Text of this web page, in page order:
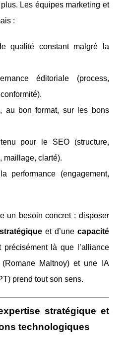
Les équipes marketing et
:
qualité constant malgré la
éditoriale (process,
au bon format, sur les bons
pour le SEO (structure,
maillage, clarté).
performance (engagement,
un besoin concret : disposer
et d’une capacité
précisément là que l’alliance
Maltnoy) et une IA
prend tout son sens.
stratégique et
technologiques